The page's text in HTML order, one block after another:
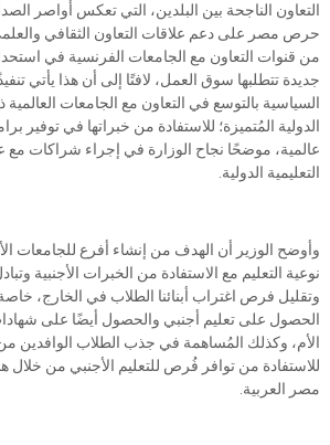
التعاون الناجحة بين البلدين، التي تعكس أواصر
حرص مصر على دعم علاقات التعاون الثقافي
من قنوات التعاون مع الجامعات الفرنسية في
جديدة تتطلبها سوق العمل، لافتًا إلى أن هذا يأتي
السياسية بالتوسع في التعاون مع الجامعات
الدولية المُتميزة؛ للاستفادة من خبراتها في توفير
عالمية، موضحًا نجاح الوزارة في إجراء شراكات
التعليمية الدولية.
وأوضح الوزير أن الهدف من إنشاء أفرع للجامعات
نوعية التعليم مع الاستفادة من الخبرات الأجنبية
وتقليل فرص اغتراب أبنائنا الطلاب في الخارج،
الحصول على تعليم أجنبي والحصول أيضًا على
الأم، وكذلك المُساهمة في جذب الطلاب الوافدين
للاستفادة من توافر فُرص للتعليم الأجنبي من خلال
مصر العربية.